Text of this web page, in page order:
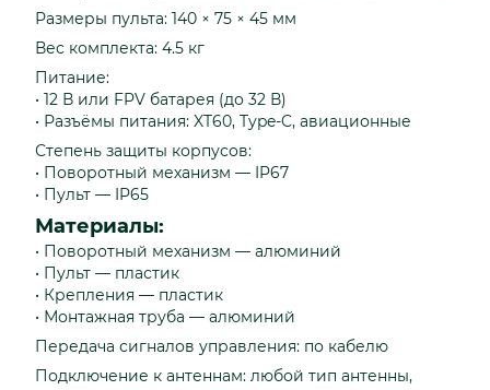
Размеры пульта: 140 × 75 × 45 мм
Вес комплекта: 4.5 кг
Питание:
• 12 В или FPV батарея (до 32 В)
• Разъёмы питания: XT60, Type-C, авиационные
Степень защиты корпусов:
• Поворотный механизм — IP67
• Пульт — IP65
Материалы:
• Поворотный механизм — алюминий
• Пульт — пластик
• Крепления — пластик
• Монтажная труба — алюминий
Передача сигналов управления: по кабелю
Подключение к антеннам: любой тип антенны,